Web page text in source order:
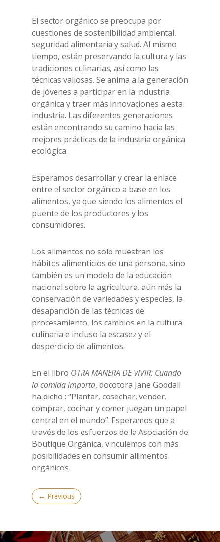
El sector orgánico se preocupa por
cuestiones de sostenibilidad ambiental,
seguridad alimentaria y salud. Al mismo
tiempo, están preservando la cultura y las
tradiciones culinarias, así como las
técnicas valiosas. Se anima a la generación
de jóvenes a participar en la industria
orgánica y traer más innovaciones a esta
industria. Las diferentes generaciones
están encontrando su camino hacia las
mejores prácticas de la industria orgánica
ecológica.
Esperamos desarrollar y crear la enlace
entre el sector orgánico a base en los
alimentos, ya que siendo los alimentos el
puente de los productores y los
consumidores.
Los alimentos no solo muestran los
hábitos alimenticios de una persona, sino
también es un modelo de la educación
nacional sobre la agricultura, aún más la
conservación de variedades y especies, la
desaparición de las técnicas de
procesamiento, los cambios en la cultura
culinaria e incluso la escasez y el
desperdicio de alimentos.
En el libro OTRA MANERA DE VIVIR: Cuando
la comida importa, docotora Jane Goodall
ha dicho : “Plantar, cosechar, vender,
comprar, cocinar y comer juegan un papel
central en el mundo”. Esperamos que a
través de los esfuerzos de la Asociación de
Boutique Orgánica, vinculemos con más
posibilidades en consumir allimentos
orgánicos.
← Previous